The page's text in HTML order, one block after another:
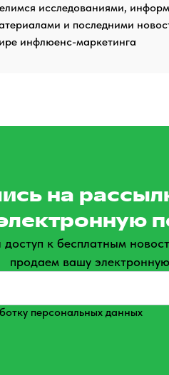
исследованиями,
и последними
инфлюенс-маркетинга
на
доступ к бесплатным
продаем вашу
персональных данных